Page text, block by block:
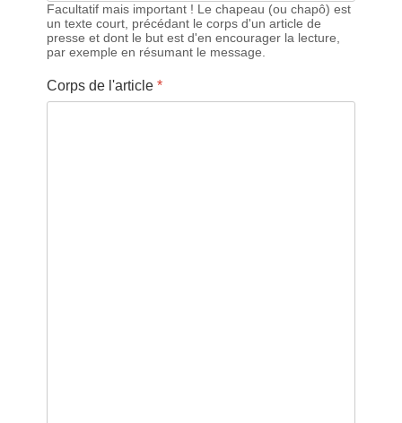
Facultatif mais important ! Le chapeau (ou chapô) est
un texte court, précédant le corps d'un article de
presse et dont le but est d'en encourager la lecture,
par exemple en résumant le message.
Corps de l'article *